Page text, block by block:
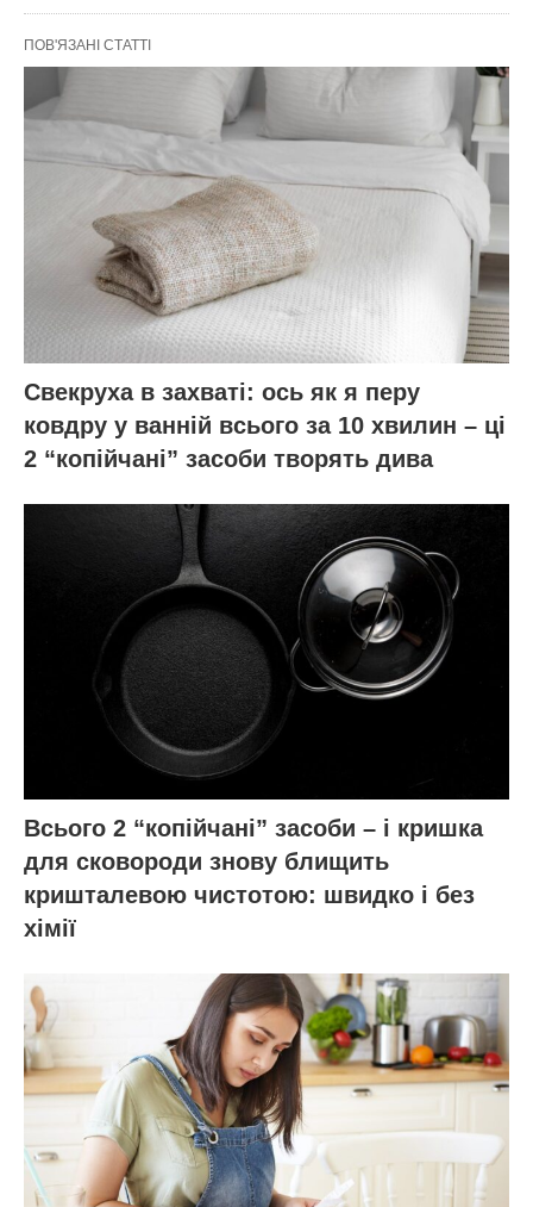
ПОВ'ЯЗАНІ СТАТТІ
Свекруха в захваті: ось як я перу
ковдру у ванній всього за 10 хвилин – ці
2 “копійчані” засоби творять дива
Всього 2 “копійчані” засоби – і кришка
для сковороди знову блищить
кришталевою чистотою: швидко і без
хімії